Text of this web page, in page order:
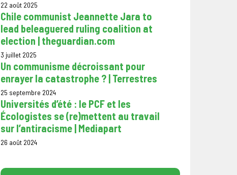
22 août 2025
Chile communist Jeannette Jara to
lead beleaguered ruling coalition at
election | theguardian.com
3 juillet 2025
Un communisme décroissant pour
enrayer la catastrophe ? | Terrestres
25 septembre 2024
Universités d’été : le PCF et les
Écologistes se (re)mettent au travail
sur l’antiracisme | Mediapart
26 août 2024